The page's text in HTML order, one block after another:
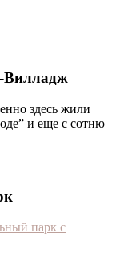
Вилладж
здесь жили
и еще с сотню
парк с